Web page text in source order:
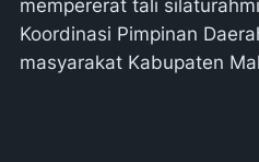
mempererat tali
Koordinasi Pimpinan
masyarakat Kabupaten